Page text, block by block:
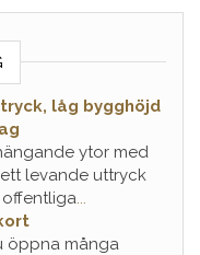
låg bygghöjd
ytor med
levande uttryck
offentliga...
öppna många